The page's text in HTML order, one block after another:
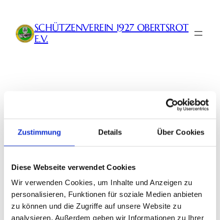
Zustimmung Details Über Cookies
Diese Webseite verwendet Cookies
Wir verwenden Cookies, um Inhalte und Anzeigen zu
personalisieren, Funktionen für soziale Medien anbieten
zu können und die Zugriffe auf unsere Website zu
analysieren. Außerdem geben wir Informationen zu Ihrer
springen SCHÜTZENVEREIN 1927 OBERTSROT
E.V.
25. Juli 2026
15. Juni 2026
2. Mai 2026
Erfolge auf den Kreismeisterschaften in
Mittelbaden
9. April 2026